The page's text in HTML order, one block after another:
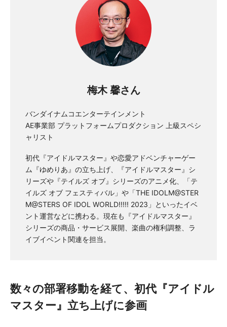
梅木 馨さん
バンダイナムコエンターテインメント
AE事業部 プラットフォームプロダクション 上級スペシ
ャリスト
初代『アイドルマスター』や恋愛アドベンチャーゲー
ム『ゆめりあ』の立ち上げ、『アイドルマスター』シ
リーズや『テイルズ オブ』シリーズのアニメ化、「テ
イルズ オブ フェスティバル」や「THE IDOLM@STER
M@STERS OF IDOL WORLD!!!!! 2023」といったイベ
ント運営などに携わる。現在も『アイドルマスター』
シリーズの商品・サービス展開、楽曲の権利調整、ラ
イブイベント関連を担当。
数々の部署移動を経て、初代『アイドル
マスター』立ち上げに参画